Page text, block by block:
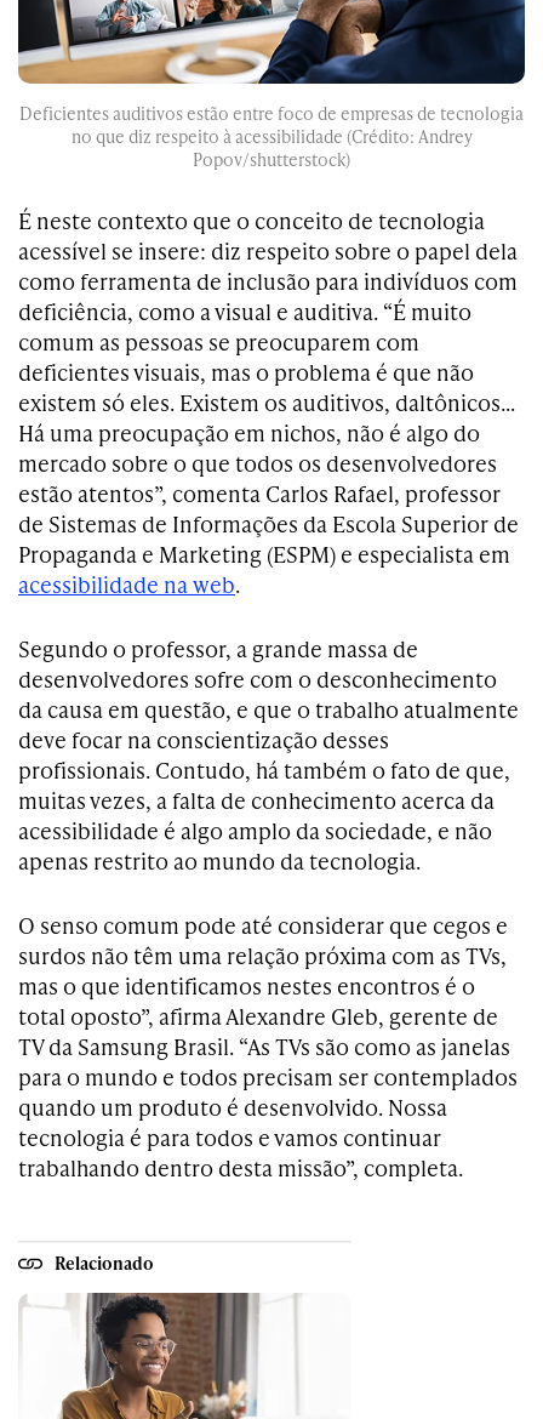
Deficientes auditivos estão entre foco de empresas de tecnologia
no que diz respeito à acessibilidade (Crédito: Andrey
Popov/shutterstock)
É neste contexto que o conceito de tecnologia
acessível se insere: diz respeito sobre o papel dela
como ferramenta de inclusão para indivíduos com
deficiência, como a visual e auditiva. “É muito
comum as pessoas se preocuparem com
deficientes visuais, mas o problema é que não
existem só eles. Existem os auditivos, daltônicos…
Há uma preocupação em nichos, não é algo do
mercado sobre o que todos os desenvolvedores
estão atentos”, comenta Carlos Rafael, professor
de Sistemas de Informações da Escola Superior de
Propaganda e Marketing (ESPM) e especialista em
acessibilidade na web.
Segundo o professor, a grande massa de
desenvolvedores sofre com o desconhecimento
da causa em questão, e que o trabalho atualmente
deve focar na conscientização desses
profissionais. Contudo, há também o fato de que,
muitas vezes, a falta de conhecimento acerca da
acessibilidade é algo amplo da sociedade, e não
apenas restrito ao mundo da tecnologia.
O senso comum pode até considerar que cegos e
surdos não têm uma relação próxima com as TVs,
mas o que identificamos nestes encontros é o
total oposto”, afirma Alexandre Gleb, gerente de
TV da Samsung Brasil. “As TVs são como as janelas
para o mundo e todos precisam ser contemplados
quando um produto é desenvolvido. Nossa
tecnologia é para todos e vamos continuar
trabalhando dentro desta missão”, completa.
Relacionado